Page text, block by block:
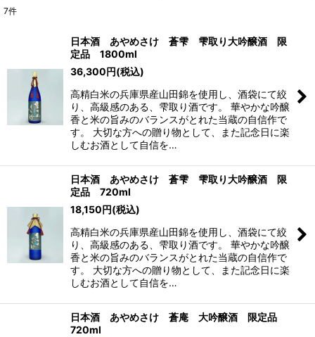
絞り込む
7件
日本酒 あやめさけ 蒼雫 雫取り大吟醸酒 限
定品 1800ml
36,300円(税込)
高精白米の兵庫県産山田錦を使用し、酒袋にて絞
り、高級感のある、雫取り酒です。 華やかな吟醸
香と米の旨みのバランスがとれた当蔵の自信作で
す。 大切な方への贈り物として、また記念日に楽
しむお酒として自信を…
日本酒 あやめさけ 蒼雫 雫取り大吟醸酒 限
定品 720ml
18,150円(税込)
高精白米の兵庫県産山田錦を使用し、酒袋にて絞
り、高級感のある、雫取り酒です。 華やかな吟醸
香と米の旨みのバランスがとれた当蔵の自信作で
す。 大切な方への贈り物として、また記念日に楽
しむお酒として自信を…
日本酒 あやめさけ 蒼庵 大吟醸酒 限定品
720ml